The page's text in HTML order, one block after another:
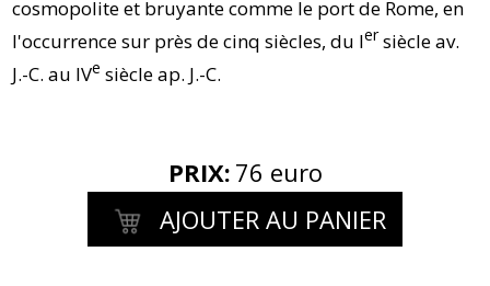
PRIX: 76 euro
AJOUTER AU PANIER
cosmopolite et bruyante comme le port de Rome, en
l'occurrence sur près de cinq siècles, du Iersiècle av.
J.-C. au IVe siècle ap. J.-C.